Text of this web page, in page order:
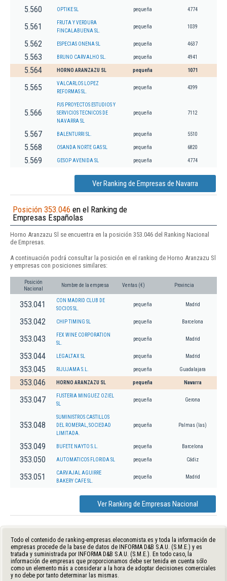
5.560 OPTIKE SL pequeña 4774
5.561
FRUTA Y VERDURA
FINCALABUENA SL.
pequeña 1039
5.562 ESPECIAS ONENA SL pequeña 4637
5.563 BRUNO CARVALHO SL. pequeña 4941
5.564 HORNO ARANZAZU SL pequeña 1071
5.565
VALCARLOS LOPEZ
REFORMAS SL.
pequeña 4399
5.566
PJS PROYECTOS ESTUDIOS Y
SERVICIOS TECNICOS DE
NAVARRA SL
pequeña 7112
5.567 BALENTURRI SL. pequeña 5510
5.568 OSANDA NORTE GAS SL pequeña 6820
5.569 GESOP AVENIDA SL pequeña 4774
Ver Ranking de Empresas de Navarra
Posición 353.046 en el Ranking de
Empresas Españolas
Horno Aranzazu Sl se encuentra en la posición 353.046 del Ranking Nacional
de Empresas.
A continuación podrá consultar la posición en el ranking de Horno Aranzazu Sl
y empresas con posiciones similares:
Posición
Nacional
Nombre de la empresa Ventas (€) Provincia
353.041
CON MADRID CLUB DE
SOCIOS SL.
pequeña Madrid
353.042 CHIP TIMING SL pequeña Barcelona
353.043
FEX WINE CORPORATION
SL.
pequeña Madrid
353.044 LEGALTAX SL pequeña Madrid
353.045 RIJUJAMA S.L. pequeña Guadalajara
353.046 HORNO ARANZAZU SL pequeña Navarra
353.047
FUSTERIA MINGUEZ OZIEL
SL
pequeña Gerona
353.048
SUMINISTROS CASTILLOS
DEL ROMERAL, SOCIEDAD
LIMITADA.
pequeña Palmas (las)
353.049 BUFETE NAYTO S.L. pequeña Barcelona
353.050 AUTOMATICOS FLORIDA SL pequeña Cádiz
353.051
CARVAJAL AGUIRRE
BAKERY CAFE SL.
pequeña Madrid
Ver Ranking de Empresas Nacional
Todo el contenido de ranking-empresas.eleconomista.es y toda la información de
empresas procede de la base de datos de INFORMA D&B S.A.U. (S.M.E.) y es
tratada y suministrada por INFORMA D&B S.A.U. (S.M.E.). En todo caso, la
información de empresas que proporcionamos debe ser tenida en cuenta sólo
como un elemento más a considerar a la hora de adoptar decisiones comerciales
y no debe por tanto determinar las mismas.